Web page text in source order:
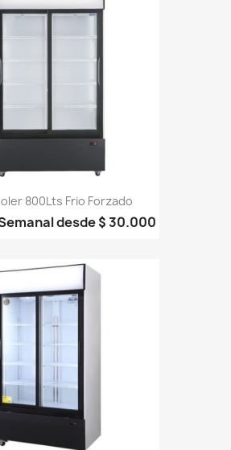
800Lts Frio Forzado
desde $ 30.000